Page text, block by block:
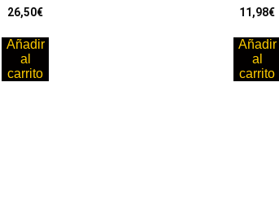
26,50€
Añadir
al
carrito
11,98€
Añadir
al
carrito